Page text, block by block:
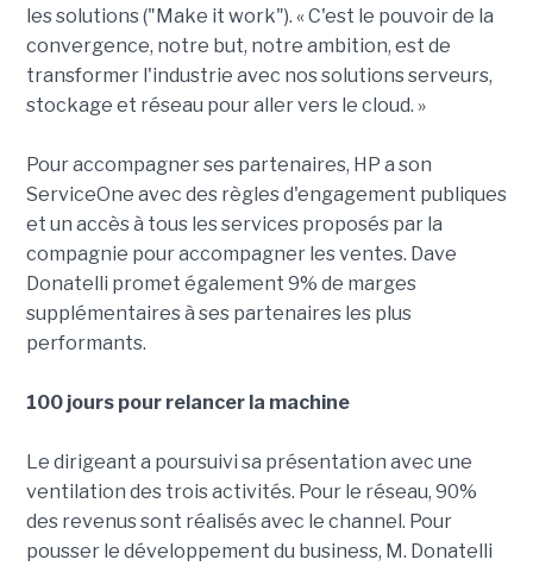
les solutions ("Make it work"). « C'est le pouvoir de la
convergence, notre but, notre ambition, est de
transformer l'industrie avec nos solutions serveurs,
stockage et réseau pour aller vers le cloud. »
Pour accompagner ses partenaires, HP a son
ServiceOne avec des règles d'engagement publiques
et un accès à tous les services proposés par la
compagnie pour accompagner les ventes. Dave
Donatelli promet également 9% de marges
supplémentaires à ses partenaires les plus
performants.
100 jours pour relancer la machine
Le dirigeant a poursuivi sa présentation avec une
ventilation des trois activités. Pour le réseau, 90%
des revenus sont réalisés avec le channel. Pour
pousser le développement du business, M. Donatelli